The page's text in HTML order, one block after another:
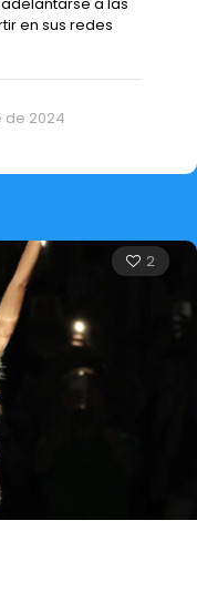
en sus redes
de 2024
2